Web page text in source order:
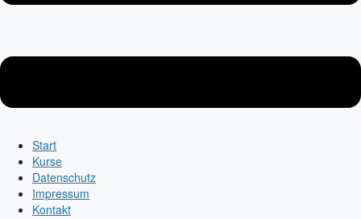
Start
Kurse
Datenschutz
Impressum
Kontakt